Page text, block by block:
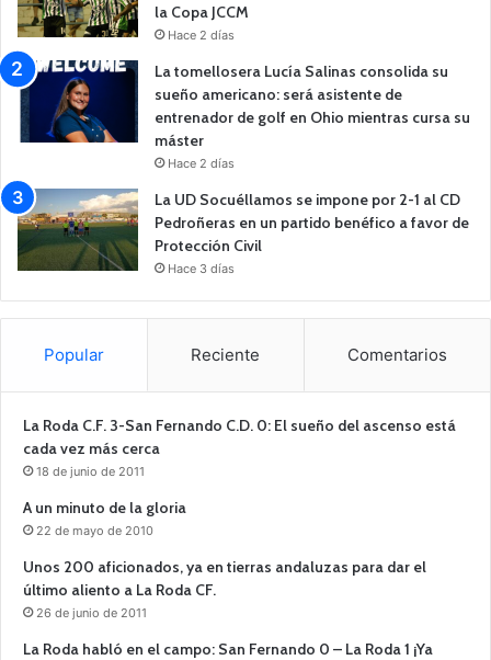
la Copa JCCM
Hace 2 días
La tomellosera Lucía Salinas consolida su
sueño americano: será asistente de
entrenador de golf en Ohio mientras cursa su
máster
Hace 2 días
La UD Socuéllamos se impone por 2-1 al CD
Pedroñeras en un partido benéfico a favor de
Protección Civil
Hace 3 días
Popular Reciente Comentarios
La Roda C.F. 3-San Fernando C.D. 0: El sueño del ascenso está
cada vez más cerca
18 de junio de 2011
A un minuto de la gloria
22 de mayo de 2010
Unos 200 aficionados, ya en tierras andaluzas para dar el
último aliento a La Roda CF.
26 de junio de 2011
La Roda habló en el campo: San Fernando 0 – La Roda 1 ¡Ya